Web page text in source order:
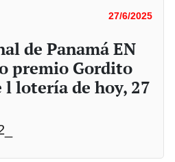
27/6/2025
de Panamá EN
premio Gordito
l lotería de hoy, 27